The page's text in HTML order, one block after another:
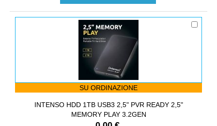
SU ORDINAZIONE
INTENSO HDD 1TB USB3 2,5" PVR READY 2,5"
MEMORY PLAY 3.2GEN